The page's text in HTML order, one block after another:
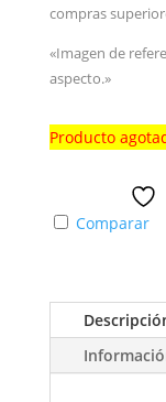
compras
«Imagen de
aspecto.»
Producto
Comparar